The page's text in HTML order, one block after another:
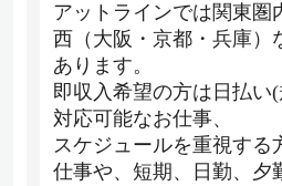
アットラインでは関東圏
西（大阪・京都・兵庫）
あります。
即収入希望の方は日払い
対応可能なお仕事、
スケジュールを重視する
仕事や、短期、日勤、夕